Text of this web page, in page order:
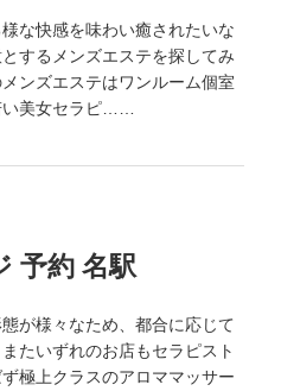
な快感を味わい癒されたいな
するメンズエステを探してみ
ンズエステはワンルーム個室
い美女セラピ……
予約 名駅
が様々なため、都合に応じて
たいずれのお店もセラピスト
極上クラスのアロママッサー